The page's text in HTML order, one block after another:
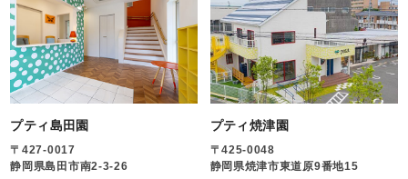
プティ島田園
〒427-0017
静岡県島田市南2-3-26
プティ焼津園
〒425-0048
静岡県焼津市東道原9番地15